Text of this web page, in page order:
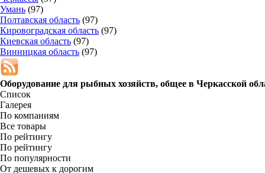
Умань (97)
Полтавская область (97)
Кировоградская область (97)
Киевская область (97)
Винницкая область (97)
Оборудование для рыбных хозяйств, общее в Черкасской
Список
Галерея
По компаниям
Все товары
По рейтингу
По рейтингу
По популярности
От дешевых к дорогим